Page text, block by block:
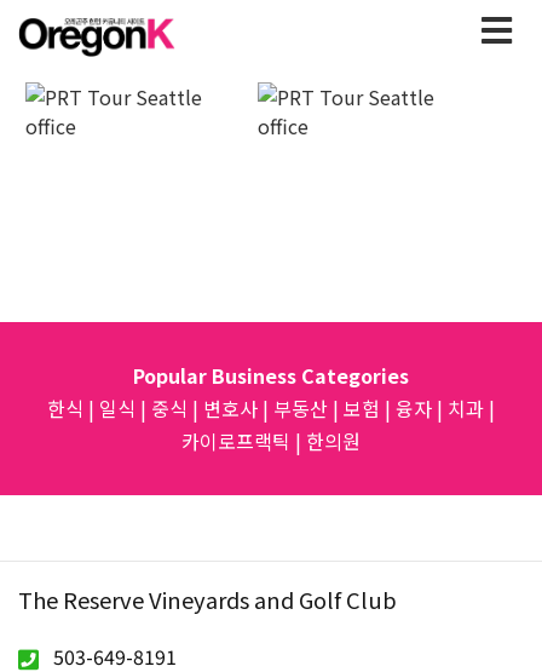
Popular Business Categories
한식 | 일식 | 중식 | 변호사 | 부동산 | 보험 | 융자 | 치과 |
카이로프랙틱 | 한의원
The Reserve Vineyards and Golf Club
503-649-8191